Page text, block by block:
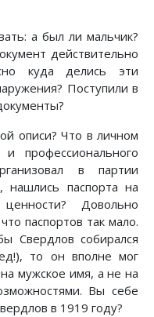
а был ли мальчик?
действительно
куда делись эти
Поступили в
описи? Что в личном
профессионального
в партии
нашлись паспорта на
Довольно
паспортов так мало.
Свердлов собирался
то он вполне мог
мужское имя, а не на
Вы себе
в 1919 году?